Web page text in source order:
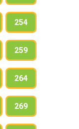
254
259
264
269